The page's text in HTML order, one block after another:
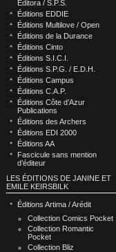
Editora / S.P.S.
Éditions EDDIE
Éditions Multilove / Open
Éditions de la Durance
Éditions Cinto
Éditions S.I.C.I.
Éditions S.P.G. / E.D.H.
Éditions Campus
Éditions C.A.P.
Éditions Côte d’Azur
Publications
Éditions des Archers
Éditions EDI 2000
Éditions AA
Fascicule sans mention
d’éditeur
LES ÉDITIONS DE JANINE ET
EMILE KEIRSBILK
Éditions Artima / Arédit
Collection Comics Pocket
Collection Romantic
Pocket
Collection Bliz